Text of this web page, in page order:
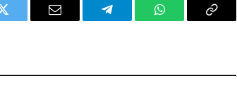
Twitter Email Telegram WhatsAppCopy